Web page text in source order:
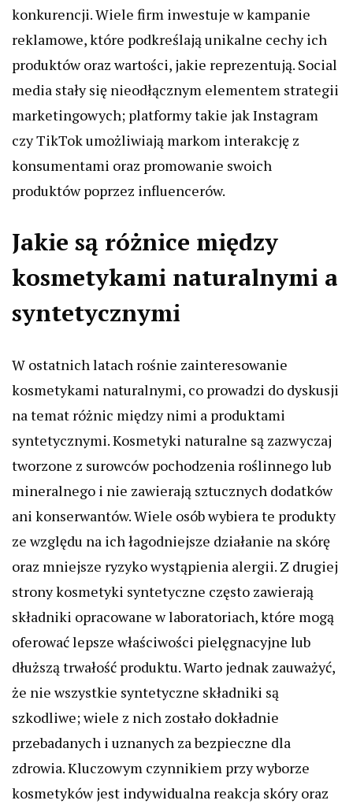
konkurencji. Wiele firm inwestuje w kampanie
reklamowe, które podkreślają unikalne cechy ich
produktów oraz wartości, jakie reprezentują. Social
media stały się nieodłącznym elementem strategii
marketingowych; platformy takie jak Instagram
czy TikTok umożliwiają markom interakcję z
konsumentami oraz promowanie swoich
produktów poprzez influencerów.
Jakie są różnice między
kosmetykami naturalnymi a
syntetycznymi
W ostatnich latach rośnie zainteresowanie
kosmetykami naturalnymi, co prowadzi do dyskusji
na temat różnic między nimi a produktami
syntetycznymi. Kosmetyki naturalne są zazwyczaj
tworzone z surowców pochodzenia roślinnego lub
mineralnego i nie zawierają sztucznych dodatków
ani konserwantów. Wiele osób wybiera te produkty
ze względu na ich łagodniejsze działanie na skórę
oraz mniejsze ryzyko wystąpienia alergii. Z drugiej
strony kosmetyki syntetyczne często zawierają
składniki opracowane w laboratoriach, które mogą
oferować lepsze właściwości pielęgnacyjne lub
dłuższą trwałość produktu. Warto jednak zauważyć,
że nie wszystkie syntetyczne składniki są
szkodliwe; wiele z nich zostało dokładnie
przebadanych i uznanych za bezpieczne dla
zdrowia. Kluczowym czynnikiem przy wyborze
kosmetyków jest indywidualna reakcja skóry oraz